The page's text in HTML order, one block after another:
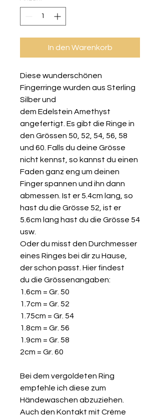
In den Warenkorb
Diese wunderschönen
Fingerringe wurden aus Sterling
Silber und
dem Edelstein Amethyst
angefertigt. Es gibt die Ringe in
den Grössen 50, 52, 54, 56, 58
und 60. Falls du deine Grösse
nicht kennst, so kannst du einen
Faden ganz eng um deinen
Finger spannen und ihn dann
abmessen. Ist er 5.4cm lang, so
hast du die Grösse 52, ist er
5.6cm lang hast du die Grösse 54
usw.
Oder du misst den Durchmesser
eines Ringes bei dir zu Hause,
der schon passt. Hier findest
du die Grössenangaben:
1.6cm = Gr. 50
1.7cm = Gr. 52
1.75cm = Gr. 54
1.8cm = Gr. 56
1.9cm = Gr. 58
2cm = Gr. 60
Bei dem vergoldeten Ring
empfehle ich diese zum
Händewaschen abzuziehen.
Auch den Kontakt mit Créme